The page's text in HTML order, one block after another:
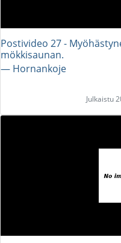
Postivideo 27 -
mökkisaunan.
― Hornankoje
Julkaistu